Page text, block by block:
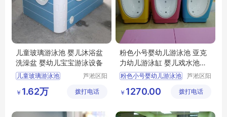
儿童玻璃游泳池 婴儿沐浴盆
洗澡盆 婴幼儿宝宝游泳设备
儿童玻璃游泳池
婴幼儿宝宝游泳设备
芦淞区阳
童游泳馆
￥ 1.62万 拨打电话
粉色小号婴幼儿游泳池 亚克
力幼儿游泳缸 婴儿戏水池商
用
粉色小号婴幼儿游泳池
婴儿戏水池商用
芦淞区阳
童游泳馆
￥ 1270.00 拨打电话